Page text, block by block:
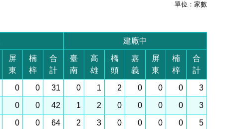
單位：家數
建廠中
屏
東
楠
梓
合
計
臺
南
高
雄
橋
頭
嘉
義
屏
東
楠
梓
合
計
0 0 31 0 1 2 0 0 0 3
0 0 42 1 2 0 0 0 0 3
0 0 64 2 3 0 0 0 0 5